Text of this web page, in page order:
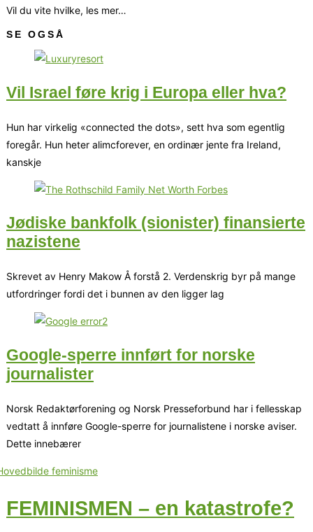
Vil du vite hvilke, les mer…
SE OGSÅ
Vil Israel føre krig i Europa eller hva?
Hun har virkelig «connected the dots», sett hva som egentlig
foregår. Hun heter alimcforever, en ordinær jente fra Ireland,
kanskje
Jødiske bankfolk (sionister) finansierte
nazistene
Skrevet av Henry Makow Å forstå 2. Verdenskrig byr på mange
utfordringer fordi det i bunnen av den ligger lag
Google-sperre innført for norske
journalister
Norsk Redaktørforening og Norsk Presseforbund har i fellesskap
vedtatt å innføre Google-sperre for journalistene i norske aviser.
Dette innebærer
FEMINISMEN – en katastrofe?